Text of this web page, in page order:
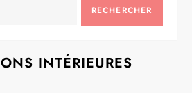
RECHERCHER
INTÉRIEURES